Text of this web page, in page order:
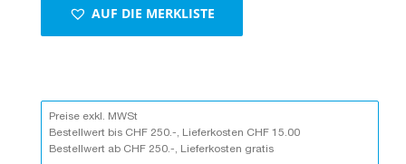
AUF DIE MERKLISTE
Preise exkl. MWSt
Bestellwert bis CHF 250.-, Lieferkosten CHF 15.00
Bestellwert ab CHF 250.-, Lieferkosten gratis